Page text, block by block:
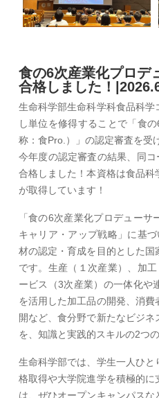
食の6次産業化プロデ
合格しました！
生命科学部生命科学科食品科
し単位を修得することで「食
称：食Pro.）」の認定審査を受
今年度の認定審査の結果、同
合格しました！本資格は食品科
が取得しています！
「食の6次産業化プロデュー
キャリア・アップ戦略」に基
材の認定・育成を目的とした
です。生産（１次産業）、加
ービス（3次産業）の一体化や
を活用した加工品の開発、消
開など、食分野で新たなビジ
を、知識と実践的スキルの2つ
生命科学部では、学生一人ひ
格取得や大学院進学を積極的
は、ぜひオープンキャンパス